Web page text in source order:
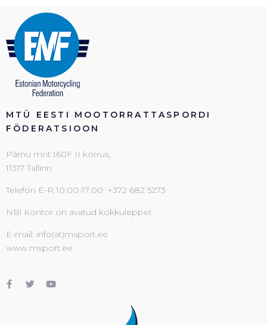
MTÜ EESTI MOOTORRATTASPORDI
FÖDERATSIOON
Pärnu mnt 160F II korrus,
11317 Tallinn
Telefon E-R 10:00-17:00: +372 682 5273
NB! Kontor on avatud kokkuleppel.
E-mail: info(at)msport.ee
www.msport.ee